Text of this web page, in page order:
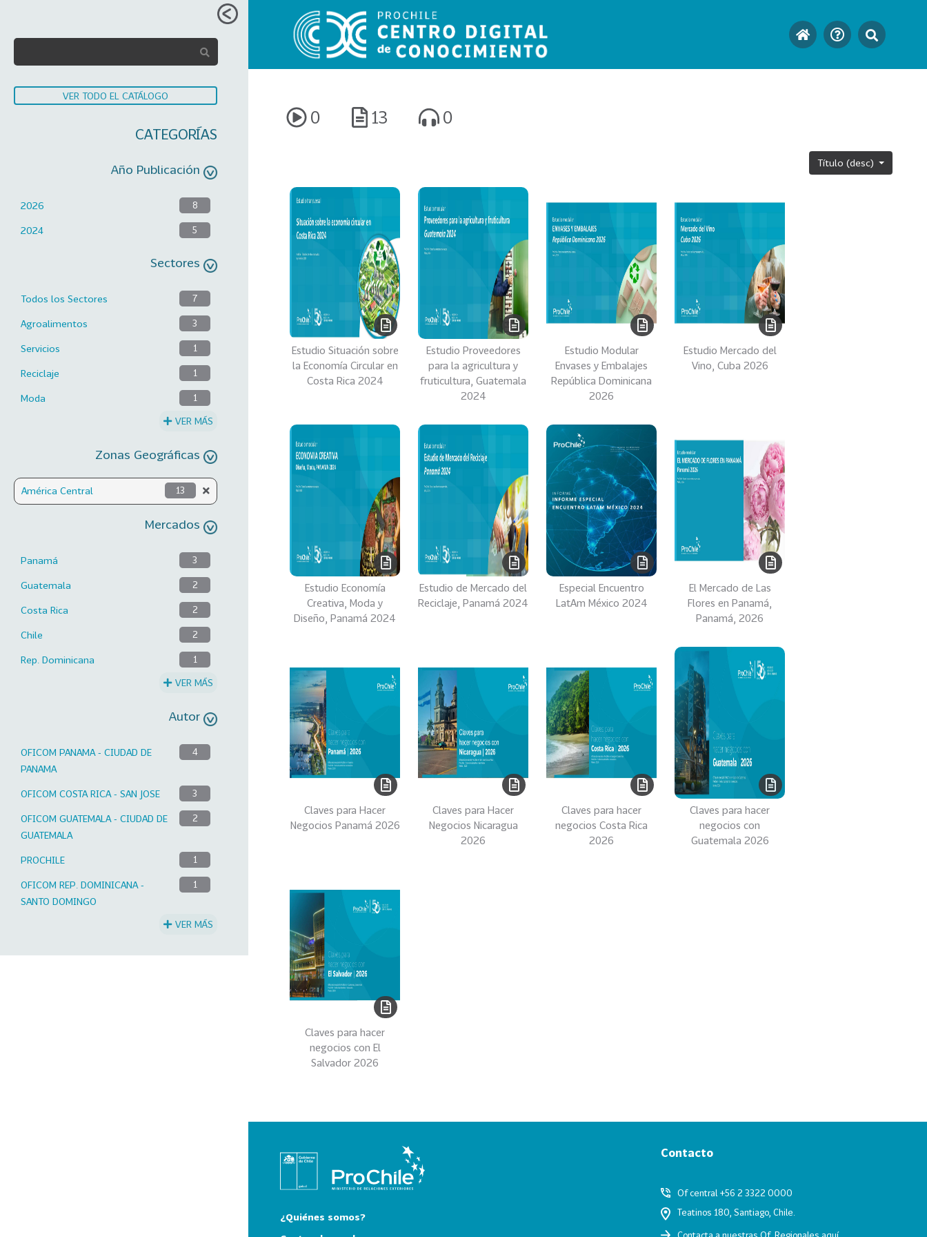
VER TODO EL CATÁLOGO
CATEGORÍAS
Año Publicación
2026 8
2024 5
Sectores
Todos los Sectores 7
Agroalimentos 3
Servicios 1
Reciclaje 1
Moda 1
VER MÁS
Zonas Geográficas
América Central 13
Mercados
Panamá 3
Guatemala 2
Costa Rica 2
Chile 2
Rep. Dominicana 1
VER MÁS
Autor
OFICOM PANAMA - CIUDAD DE
PANAMA
4
OFICOM COSTA RICA - SAN JOSE 3
OFICOM GUATEMALA - CIUDAD DE
GUATEMALA
2
PROCHILE 1
OFICOM REP. DOMINICANA -
SANTO DOMINGO
1
VER MÁS
0 13 0
Título (desc)
Estudio Situación sobre
la Economía Circular en
Costa Rica 2024
Estudio Proveedores
para la agricultura y
fruticultura, Guatemala
2024
Estudio Modular
Envases y Embalajes
República Dominicana
2026
Estudio Mercado del
Vino, Cuba 2026
Estudio Economía
Creativa, Moda y
Diseño, Panamá 2024
Estudio de Mercado del
Reciclaje, Panamá 2024
Especial Encuentro
LatAm México 2024
El Mercado de Las
Flores en Panamá,
Panamá, 2026
Claves para Hacer
Negocios Panamá 2026
Claves para Hacer
Negocios Nicaragua
2026
Claves para hacer
negocios Costa Rica
2026
Claves para hacer
negocios con
Guatemala 2026
Claves para hacer
negocios con El
Salvador 2026
¿Quiénes somos?
Contacto
Of central +56 2 3322 0000
Teatinos 180, Santiago, Chile.